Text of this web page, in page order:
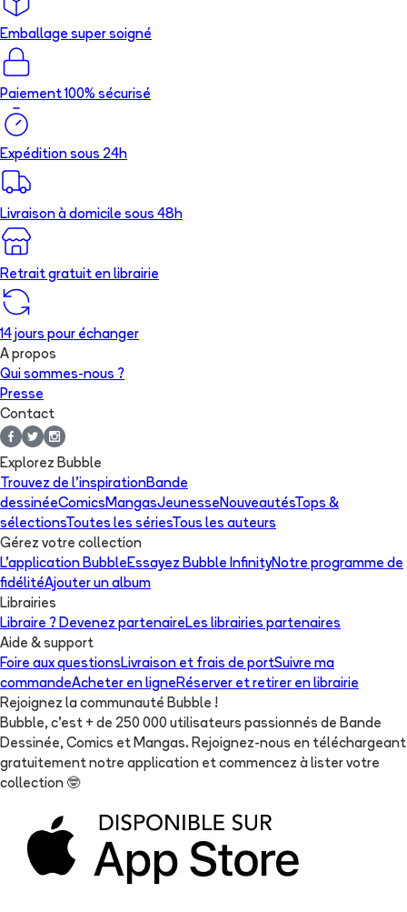
Emballage super soigné
Paiement 100% sécurisé
Expédition sous 24h
Livraison à domicile sous 48h
Retrait gratuit en librairie
14 jours pour échanger
A propos
Qui sommes-nous ?
Presse
Contact
Explorez Bubble
Trouvez de l'inspirationBande
dessinéeComics MangasJeunesse NouveautésTops &
sélectionsToutes les sériesTous les auteurs
Gérez votre collection
L'application Bubble Essayez Bubble InfinityNotre programme de
fidélitéAjouter un album
Librairies
Libraire ? Devenez partenaire Les librairies partenaires
Aide & support
Foire aux questions Livraison et frais de portSuivre ma
commandeAcheter en ligne Réserver et retirer en librairie
Rejoignez la communauté Bubble !
Bubble, c'est + de 250 000 utilisateurs passionnés de Bande
Dessinée, Comics et Mangas. Rejoignez-nous en téléchargeant
gratuitement notre application et commencez à lister votre
collection 🤓